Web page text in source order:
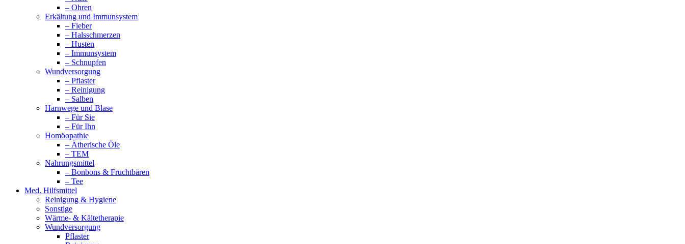
– Ohren
Erkältung und Immunsystem
– Fieber
– Halsschmerzen
– Husten
– Immunsystem
– Schnupfen
Wundversorgung
– Pflaster
– Reinigung
– Salben
Harnwege und Blase
– Für Sie
– Für Ihn
Homöopathie
– Ätherische Öle
– TEM
Nahrungsmittel
– Bonbons & Fruchtbären
– Tee
Med. Hilfsmittel
Reinigung & Hygiene
Sonstige
Wärme- & Kältetherapie
Wundversorgung
Pflaster